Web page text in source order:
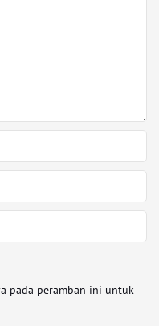
pada peramban ini untuk